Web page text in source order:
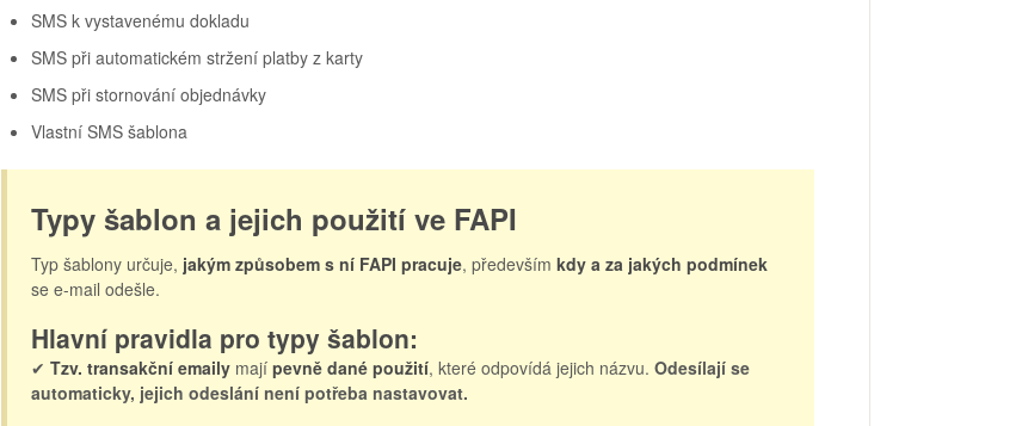
SMS k vystavenému dokladu
SMS při automatickém stržení platby z karty
SMS při stornování objednávky
Vlastní SMS šablona
Typy šablon a jejich použití ve FAPI
Typ šablony určuje, jakým způsobem s ní FAPI pracuje, především kdy a za jakých podmínek
se e-mail odešle.
Hlavní pravidla pro typy šablon:
✔ Tzv. transakční emailymají pevně dané použití, které odpovídá jejich názvu. Odesílají se
automaticky, jejich odeslání není potřeba nastavovat.